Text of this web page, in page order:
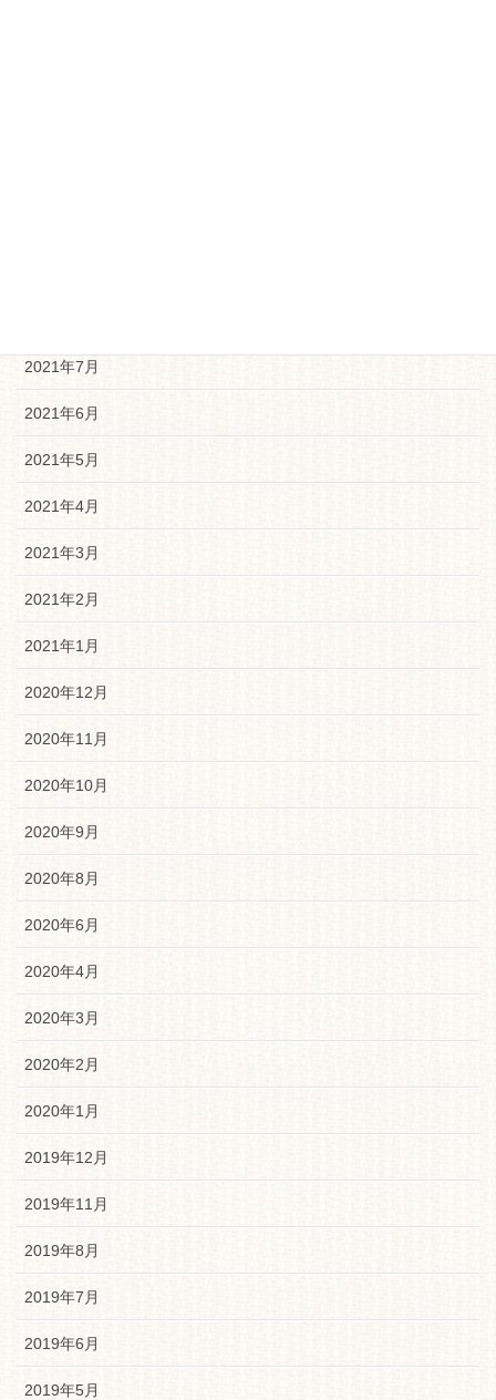
2021年7月
2021年6月
2021年5月
2021年4月
2021年3月
2021年2月
2021年1月
2020年12月
2020年11月
2020年10月
2020年9月
2020年8月
2020年6月
2020年4月
2020年3月
2020年2月
2020年1月
2019年12月
2019年11月
2019年8月
2019年7月
2019年6月
2019年5月